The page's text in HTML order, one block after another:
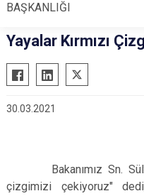
Yayalar Kırmızı
30.03.2021
Bakanımız Sn.
çizgimizi çekiyoruz" dedi,